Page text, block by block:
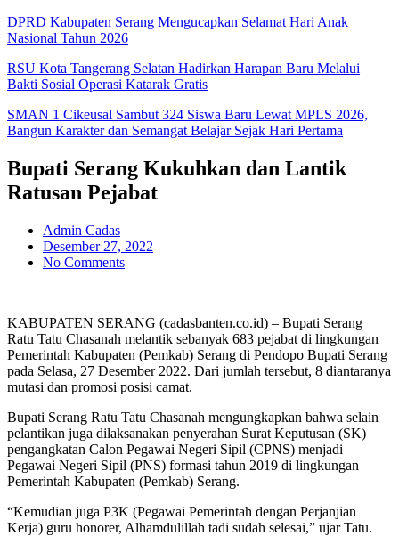
DPRD Kabupaten Serang Mengucapkan Selamat Hari Anak
Nasional Tahun 2026
RSU Kota Tangerang Selatan Hadirkan Harapan Baru Melalui
Bakti Sosial Operasi Katarak Gratis
SMAN 1 Cikeusal Sambut 324 Siswa Baru Lewat MPLS 2026,
Bangun Karakter dan Semangat Belajar Sejak Hari Pertama
Bupati Serang Kukuhkan dan Lantik
Ratusan Pejabat
Admin Cadas
Desember 27, 2022
No Comments
KABUPATEN SERANG (cadasbanten.co.id) – Bupati Serang
Ratu Tatu Chasanah melantik sebanyak 683 pejabat di lingkungan
Pemerintah Kabupaten (Pemkab) Serang di Pendopo Bupati Serang
pada Selasa, 27 Desember 2022. Dari jumlah tersebut, 8 diantaranya
mutasi dan promosi posisi camat.
Bupati Serang Ratu Tatu Chasanah mengungkapkan bahwa selain
pelantikan juga dilaksanakan penyerahan Surat Keputusan (SK)
pengangkatan Calon Pegawai Negeri Sipil (CPNS) menjadi
Pegawai Negeri Sipil (PNS) formasi tahun 2019 di lingkungan
Pemerintah Kabupaten (Pemkab) Serang.
“Kemudian juga P3K (Pegawai Pemerintah dengan Perjanjian
Kerja) guru honorer, Alhamdulillah tadi sudah selesai,” ujar Tatu.